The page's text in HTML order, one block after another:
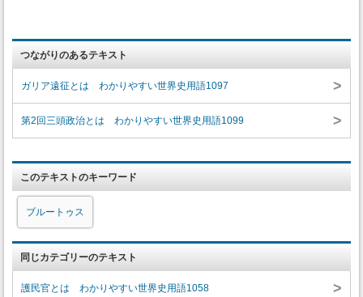
つながりのあるテキスト
ガリア遠征とは わかりやすい世界史用語1097 >
第2回三頭政治とは わかりやすい世界史用語1099 >
このテキストのキーワード
ブルートゥス
同じカテゴリーのテキスト
護民官とは わかりやすい世界史用語1058 >